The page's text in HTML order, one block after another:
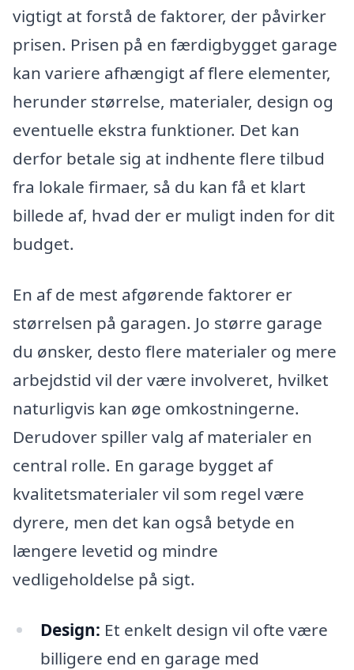
vigtigt at forstå de faktorer, der påvirker
prisen. Prisen på en færdigbygget garage
kan variere afhængigt af flere elementer,
herunder størrelse, materialer, design og
eventuelle ekstra funktioner. Det kan
derfor betale sig at indhente flere tilbud
fra lokale firmaer, så du kan få et klart
billede af, hvad der er muligt inden for dit
budget.
En af de mest afgørende faktorer er
størrelsen på garagen. Jo større garage
du ønsker, desto flere materialer og mere
arbejdstid vil der være involveret, hvilket
naturligvis kan øge omkostningerne.
Derudover spiller valg af materialer en
central rolle. En garage bygget af
kvalitetsmaterialer vil som regel være
dyrere, men det kan også betyde en
længere levetid og mindre
vedligeholdelse på sigt.
Design: Et enkelt design vil ofte være
billigere end en garage med